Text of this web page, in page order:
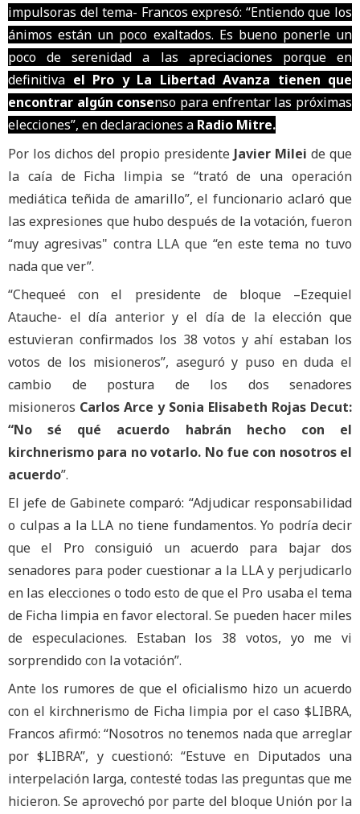
impulsoras del tema- Francos expresó: “Entiendo que los
ánimos están un poco exaltados. Es bueno ponerle un
poco de serenidad a las apreciaciones porque en
definitiva el Pro y La Libertad Avanza tienen que
encontrar algún consenso para enfrentar las próximas
elecciones”, en declaraciones a Radio Mitre.
Por los dichos del propio presidente Javier Milei de que
la caía de Ficha limpia se “trató de una operación
mediática teñida de amarillo”, el funcionario aclaró que
las expresiones que hubo después de la votación, fueron
“muy agresivas" contra LLA que “en este tema no tuvo
nada que ver”.
“Chequeé con el presidente de bloque –Ezequiel
Atauche- el día anterior y el día de la elección que
estuvieran confirmados los 38 votos y ahí estaban los
votos de los misioneros”, aseguró y puso en duda el
cambio de postura de los dos senadores
misioneros Carlos Arce y Sonia Elisabeth Rojas Decut:
“No sé qué acuerdo habrán hecho con el
kirchnerismo para no votarlo. No fue con nosotros el
acuerdo”.
El jefe de Gabinete comparó: “Adjudicar responsabilidad
o culpas a la LLA no tiene fundamentos. Yo podría decir
que el Pro consiguió un acuerdo para bajar dos
senadores para poder cuestionar a la LLA y perjudicarlo
en las elecciones o todo esto de que el Pro usaba el tema
de Ficha limpia en favor electoral. Se pueden hacer miles
de especulaciones. Estaban los 38 votos, yo me vi
sorprendido con la votación”.
Ante los rumores de que el oficialismo hizo un acuerdo
con el kirchnerismo de Ficha limpia por el caso $LIBRA,
Francos afirmó: “Nosotros no tenemos nada que arreglar
por $LIBRA”, y cuestionó: “Estuve en Diputados una
interpelación larga, contesté todas las preguntas que me
hicieron. Se aprovechó por parte del bloque Unión por la